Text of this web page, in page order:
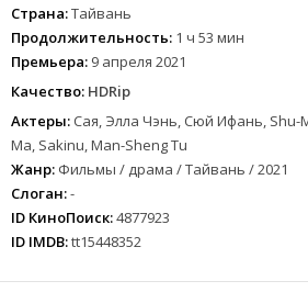
Страна:Тайвань
Продолжительность: 1 ч 53 мин
Премьера: 9 апреля 2021
Качество: HDRip
Актеры: Сая, Элла Чэнь, Сюй Ифань, Shu-
Ma, Sakinu, Man-Sheng Tu
Жанр: Фильмы / драма / Тайвань / 2021
Слоган:-
ID КиноПоиск:4877923
ID IMDB:tt15448352